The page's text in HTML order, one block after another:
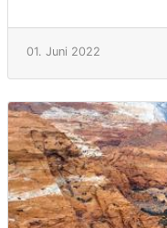
01. Juni 2022